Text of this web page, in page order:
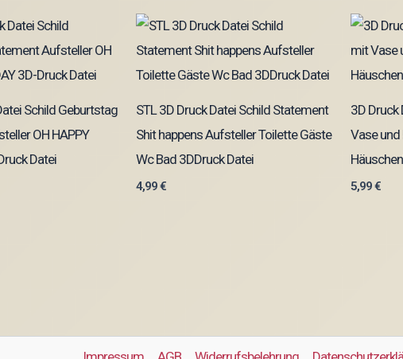
Schild Geburtstag
OH HAPPY
Datei
STL 3D Druck Datei Schild Statement
Shit happens Aufsteller Toilette Gäste
Wc Bad 3DDruck Datei
4,99€
3D Druck
Vase und
5,99€